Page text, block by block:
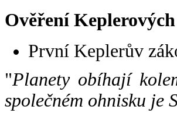
Ověření
První Keplerův
"Planety obíhají
společném ohnisku je